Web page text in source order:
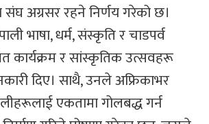
संघ अग्रसर रहने निर्णय गरेको छ।
भाषा, धर्म, संस्कृति र चाडपर्व
कार्यक्रम र सांस्कृतिक उत्सवहरू
दिए। साथै, उनले अफ्रिकाभर
एकतामा गोलबद्ध गर्न